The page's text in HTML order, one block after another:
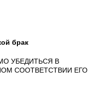
брак
УБЕДИТЬСЯ В
СООТВЕТСТВИИ ЕГО